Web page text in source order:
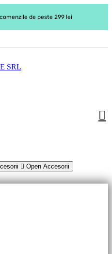
de peste 299 lei
Open Accesorii